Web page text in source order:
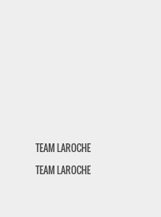
TEAM LAROCHE
TEAM LAROCHE